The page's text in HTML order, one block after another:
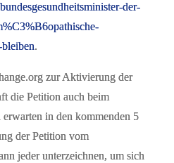
der-
.
zur Aktivierung der
die Petition auch beim
in den kommenden 5
der Petition vom
jeder unterzeichnen, um sich